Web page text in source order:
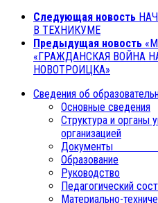
Следующая новость
В ТЕХНИКУМЕ
Предыдущая новость
«ГРАЖДАНСКАЯ ВОЙНА
НОВОТРОИЦКА»
Сведения об
Основные сведения
Структура и органы
организацией
Образование
Руководство
Педагогический
Материально-